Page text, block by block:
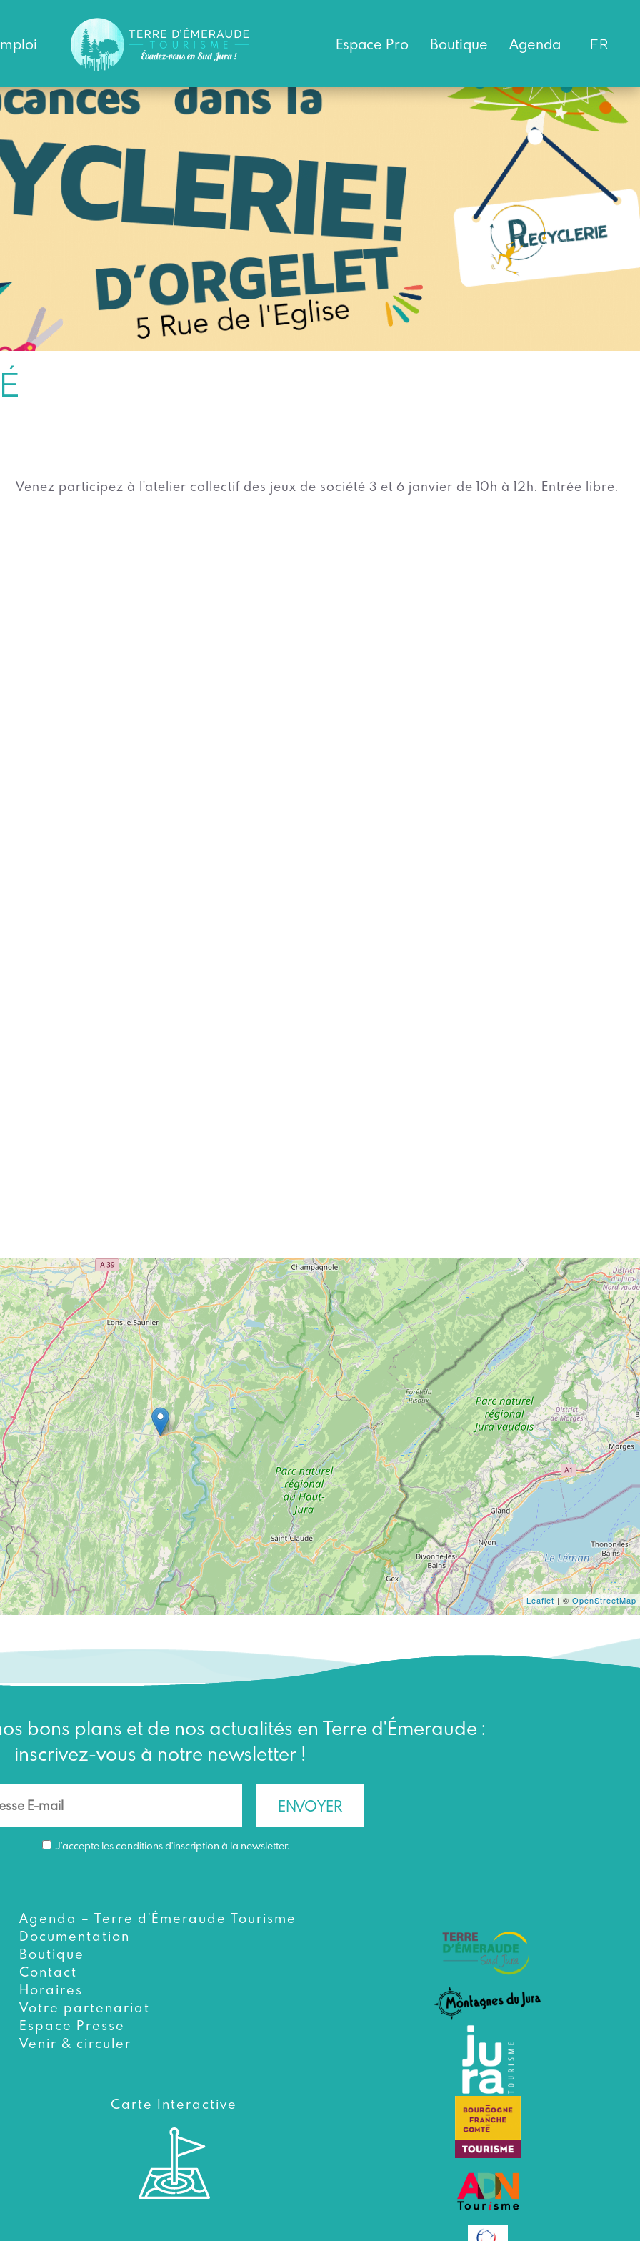
FR
Agenda
Boutique
Espace Pro
Venez participez à l'atelier collectif des jeux de société 3 et 6 janvier de 10h à 12h. Entrée libre.
Leaflet | © OpenStreetMap
bons plans et de nos actualités en Terre d'Émeraude :
inscrivez-vous à notre newsletter !
J’accepte les conditions d'inscription à la newsletter.
Agenda – Terre d’Émeraude Tourisme
Documentation
Boutique
Contact
Horaires
Votre partenariat
Espace Presse
Venir & circuler
Carte Interactive